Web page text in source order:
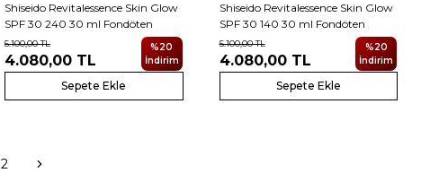
Shiseido Revitalessence Skin Glow
SPF 30 240 30 ml Fondöten
5.100,00TL
4.080,00 TL
%20
İndirim
Sepete Ekle
Shiseido Revitalessence Skin Glow
SPF 30 140 30 ml Fondöten
5.100,00TL
4.080,00TL
%20
İndirim
Sepete Ekle
2